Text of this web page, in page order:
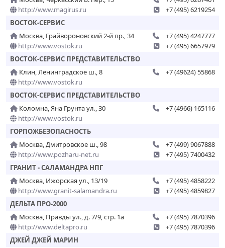
http://www.magirus.ru
+7 (495) 6219254
ВОСТОК-СЕРВИС
Москва, Грайвороновский 2-й пр., 34
http://www.vostok.ru
+7 (495) 4247777
+7 (495) 6657979
ВОСТОК-СЕРВИС ПРЕДСТАВИТЕЛЬСТВО
Клин, Ленинградское ш., 8
http://www.vostok.ru
+7 (49624) 55868
ВОСТОК-СЕРВИС ПРЕДСТАВИТЕЛЬСТВО
Коломна, Яна Грунта ул., 30
http://www.vostok.ru
+7 (4966) 165116
ГОРПОЖБЕЗОПАСНОСТЬ
Москва, Дмитровское ш., 98
http://www.pozharu-net.ru
+7 (499) 9067888
+7 (495) 7400432
ГРАНИТ - САЛАМАНДРА НПГ
Москва, Ижорская ул., 13/19
http://www.granit-salamandra.ru
+7 (495) 4858222
+7 (495) 4859827
ДЕЛЬТА ПРО-2000
Москва, Правды ул., д. 7/9, стр. 1а
http://www.deltapro.ru
+7 (495) 7870396
+7 (495) 7870396
ДЖЕЙ ДЖЕЙ МАРИН